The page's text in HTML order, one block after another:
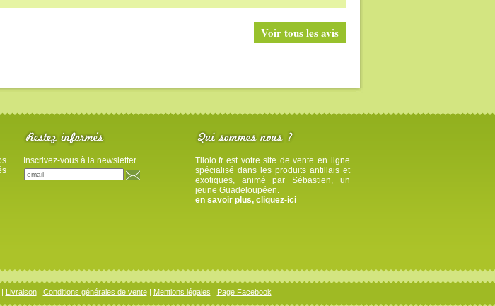
Voir tous les avis
Inscrivez-vous à la newsletter
Tilolo.fr est votre site de vente en ligne
spécialisé dans les produits antillais et
exotiques, animé par Sébastien, un
jeune Guadeloupéen.
en savoir plus, cliquez-ici
Livraison| Conditions générales de vente| Mentions légales | Page Facebook